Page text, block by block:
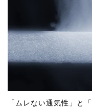
「ムレない通気性」と